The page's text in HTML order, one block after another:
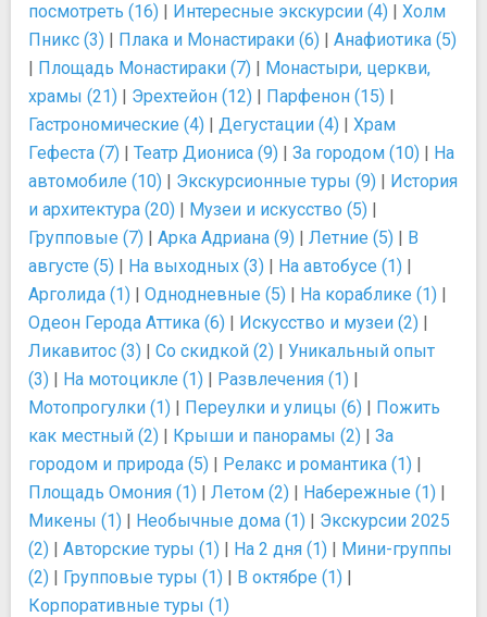
посмотреть (16) | Интересные экскурсии (4) | Холм
Пникс (3) | Плака и Монастираки (6) | Анафиотика (5)
| Площадь Монастираки (7) | Монастыри, церкви,
храмы (21) | Эрехтейон (12) | Парфенон (15) |
Гастрономические (4) | Дегустации (4) | Храм
Гефеста (7) | Театр Диониса (9) | За городом (10) | На
автомобиле (10) | Экскурсионные туры (9) | История
и архитектура (20) | Музеи и искусство (5) |
Групповые (7) | Арка Адриана (9) | Летние (5) | В
августе (5) | На выходных (3) | На автобусе (1) |
Арголида (1) | Однодневные (5) | На кораблике (1) |
Одеон Герода Аттика (6) | Искусство и музеи (2) |
Ликавитос (3) | Со скидкой (2) | Уникальный опыт
(3) | На мотоцикле (1) | Развлечения (1) |
Мотопрогулки (1) | Переулки и улицы (6) | Пожить
как местный (2) | Крыши и панорамы (2) | За
городом и природа (5) | Релакс и романтика (1) |
Площадь Омония (1) | Летом (2) | Набережные (1) |
Микены (1) | Необычные дома (1) | Экскурсии 2025
(2) | Авторские туры (1) | На 2 дня (1) | Мини-группы
(2) | Групповые туры (1) | В октябре (1) |
Корпоративные туры (1)